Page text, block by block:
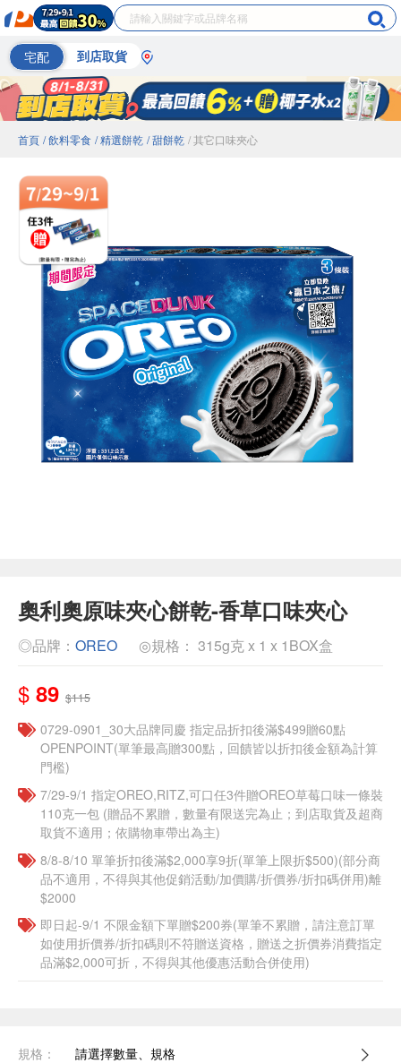
宅配 到店取貨
首頁 / 飲料零食 / 精選餅乾 / 甜餅乾 / 其它口味夾心
奧利奧原味夾心餅乾-香草口味夾心
◎品牌： OREO ◎規格： 315g克 x 1 x 1BOX盒
$ 89 $115
0729-0901_30大品牌同慶 指定品折扣後滿$499贈60點
OPENPOINT(單筆最高贈300點，回饋皆以折扣後金額為計算
門檻)
7/29-9/1 指定OREO,RITZ,可口任3件贈OREO草莓口味一條裝
110克一包​ (贈品不累贈，數量有限送完為止；到店取貨及超商
取貨不適用；依購物車帶出為主)
8/8-8/10 單筆折扣後滿$2,000享9折(單筆上限折$500)(部分商
品不適用，不得與其他促銷活動/加價購/折價券/折扣碼併用)離
$2000
即日起-9/1 不限金額下單贈$200券(單筆不累贈，請注意訂單
如使用折價券/折扣碼則不符贈送資格，贈送之折價券消費指定
品滿$2,000可折，不得與其他優惠活動合併使用)
規格： 請選擇數量、規格